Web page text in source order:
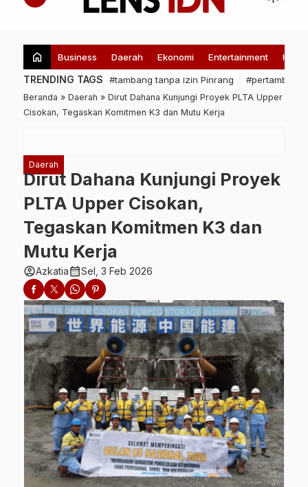
home Business Daerah Ekonomi Entertainment
TRENDING TAGS #tambang tanpa izin Pinrang
Beranda » Daerah » Dirut Dahana Kunjungi Proyek PLTA Upper
Cisokan, Tegaskan Komitmen K3 dan Mutu Kerja
Daerah
Dirut Dahana Kunjungi Proyek
PLTA Upper Cisokan,
Tegaskan Komitmen K3 dan
Mutu Kerja
account_circleAzkatiacalendar_monthSel, 3 Feb 2026